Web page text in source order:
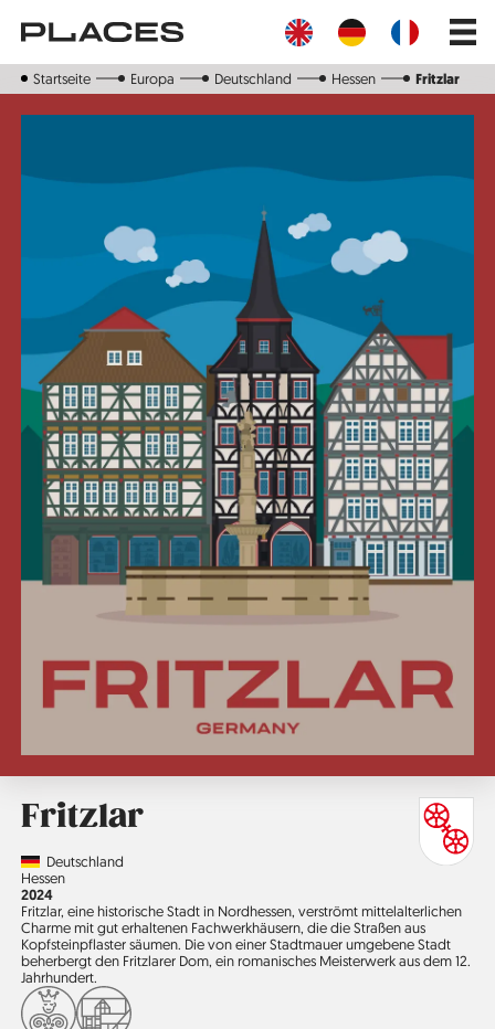
zum
Inhalt
Main
Startseite Europa Deutschland Hessen Fritzlar
Fritzlar
CountryDeutschland
Region
Hessen
Jahr
2024
Fritzlar, eine historische Stadt in Nordhessen, verströmt mittelalterlichen
Charme mit gut erhaltenen Fachwerkhäusern, die die Straßen aus
Kopfsteinpflaster säumen. Die von einer Stadtmauer umgebene Stadt
beherbergt den Fritzlarer Dom, ein romanisches Meisterwerk aus dem 12.
Jahrhundert.